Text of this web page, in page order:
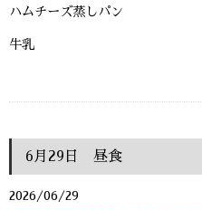
ハムチーズ蒸しパン
牛乳
6月29日 昼食
2026/06/29